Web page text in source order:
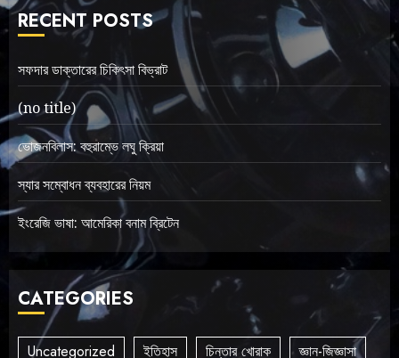
RECENT POSTS
সফদার ডাক্তারের চিকিৎসা বিভ্রাট
(no title)
ভোজনবিলাস: বহুরাম্ভে লঘু ক্রিয়া
স্যার সম্বোধন ব্যবহারের নিয়ম
ইংরেজি ভাষা: আমেরিকা বনাম ব্রিটেন
CATEGORIES
Uncategorized ইতিহাস চিন্তার খোরাক জ্ঞান-জিজ্ঞাসা